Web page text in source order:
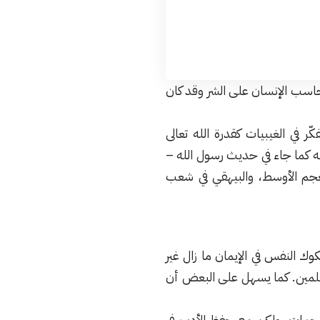
الإنسان على الشر وقد كان
الغيبيات كقدرة الله تعالى
كما جاء في حديث رسول الله –
الأوسط، والبيهقي في شعب
النفس في الإيمان ما زال غير
كما يسهل على البعض أن